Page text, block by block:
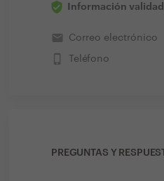
Información
email Correo electrónico
phone_iphone Teléfono
PREGUNTAS Y